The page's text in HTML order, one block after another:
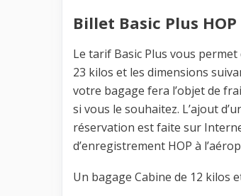
Billet Basic Plus HOP
Le tarif Basic Plus vous
23 kilos et les dimensions
votre bagage fera l’objet de
si vous le souhaitez. L’ajout
réservation est faite sur
d’enregistrement HOP à
Un bagage Cabine de 12 kilos